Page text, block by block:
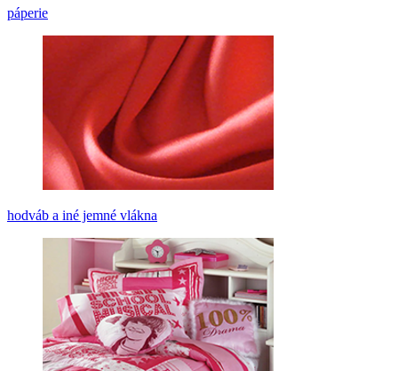
páperie
hodváb a iné jemné vlákna